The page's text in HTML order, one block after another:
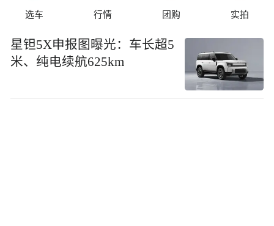
选车 行情 团购 实拍
星钽5X申报图曝光：车长超5
米、纯电续航625km